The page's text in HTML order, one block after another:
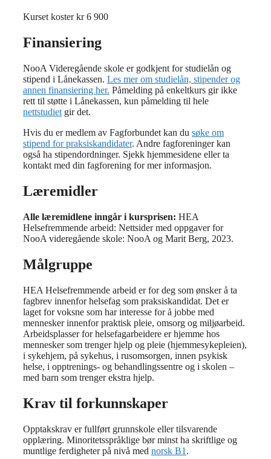
Kurset koster kr 6 900
Finansiering
NooA Videregående skole er godkjent for studielån og
stipend i Lånekassen. Les mer om studielån, stipender og
annen finansiering her. Påmelding på enkeltkurs gir ikke
rett til støtte i Lånekassen, kun påmelding til hele
nettstudiet gir det.
Hvis du er medlem av Fagforbundet kan du søke om
stipend for praksiskandidater. Andre fagforeninger kan
også ha stipendordninger. Sjekk hjemmesidene eller ta
kontakt med din fagforening for mer informasjon.
Læremidler
Alle læremidlene inngår i kursprisen: HEA
Helsefremmende arbeid: Nettsider med oppgaver for
NooA videregående skole: NooA og Marit Berg, 2023.
Målgruppe
HEA Helsefremmende arbeid er for deg som ønsker å ta
fagbrev innenfor helsefag som praksiskandidat. Det er
laget for voksne som har interesse for å jobbe med
mennesker innenfor praktisk pleie, omsorg og miljøarbeid.
Arbeidsplasser for helsefagarbeidere er hjemme hos
mennesker som trenger hjelp og pleie (hjemmesykepleien),
i sykehjem, på sykehus, i rusomsorgen, innen psykisk
helse, i opptrenings- og behandlingssentre og i skolen –
med barn som trenger ekstra hjelp.
Krav til forkunnskaper
Opptakskrav er fullført grunnskole eller tilsvarende
opplæring. Minoritetsspråklige bør minst ha skriftlige og
muntlige ferdigheter på nivå med norsk B1 .